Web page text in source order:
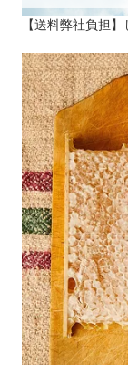
【送料弊社負担